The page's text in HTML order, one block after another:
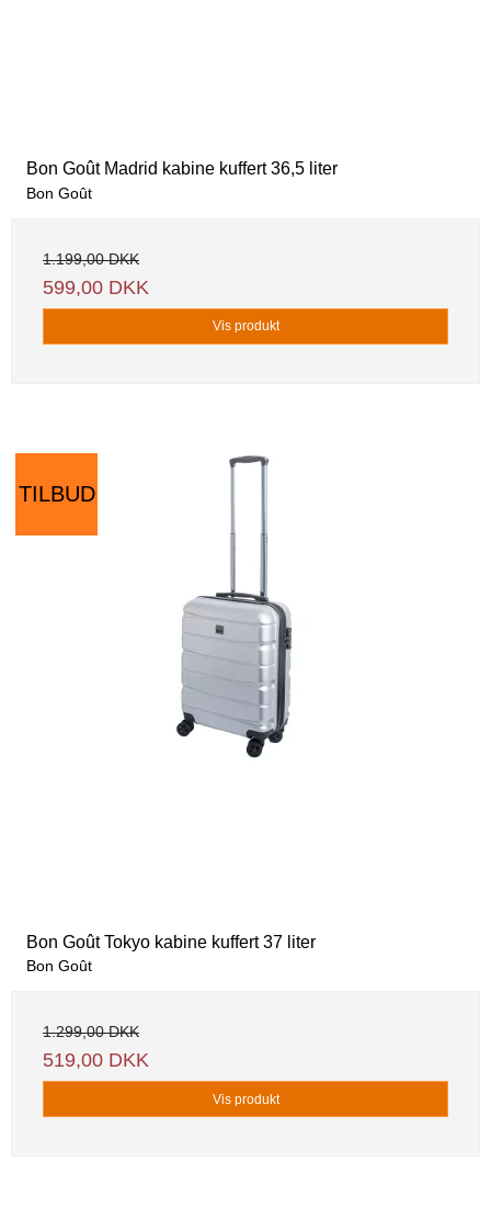
Bon Goût Madrid kabine kuffert 36,5 liter
Bon Goût
1.199,00 DKK
599,00 DKK
Vis produkt
TILBUD
Bon Goût Tokyo kabine kuffert 37 liter
Bon Goût
1.299,00 DKK
519,00 DKK
Vis produkt